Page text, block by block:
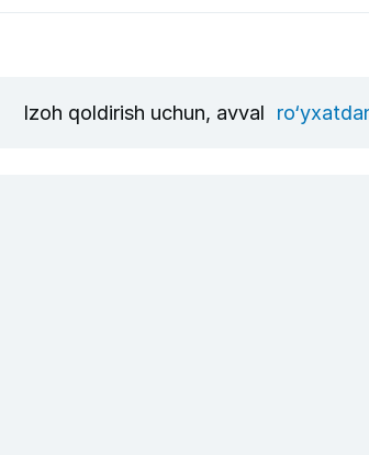
Izoh qoldirish uchun, avval